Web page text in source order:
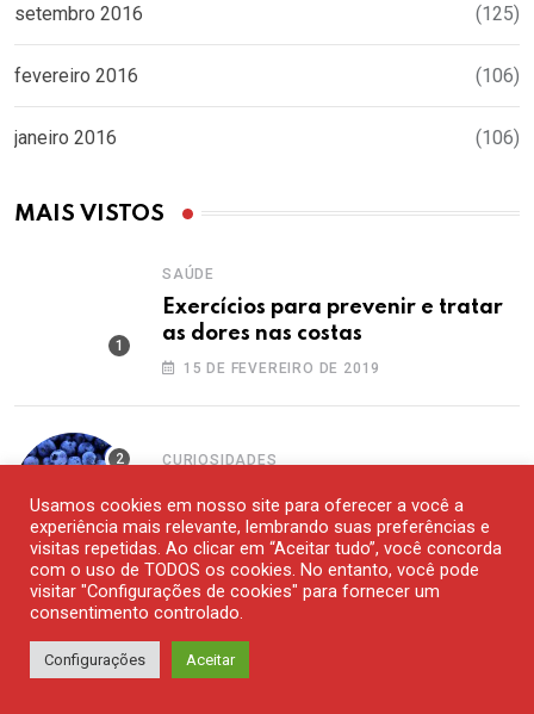
setembro 2016 (125)
fevereiro 2016 (106)
janeiro 2016 (106)
MAIS VISTOS
SAÚDE
Exercícios para prevenir e tratar
as dores nas costas
15 DE FEVEREIRO DE 2019
CURIOSIDADES
Existe alguma fruta azul?
14 DE DEZEMBRO DE 2016
COLUNISTAS
Um adolescente escreveu no
Facebook, ontem…
Usamos cookies em nosso site para oferecer a você a
experiência mais relevante, lembrando suas preferências e
visitas repetidas. Ao clicar em “Aceitar tudo”, você concorda
com o uso de TODOS os cookies. No entanto, você pode
visitar "Configurações de cookies" para fornecer um
consentimento controlado.
Configurações Aceitar